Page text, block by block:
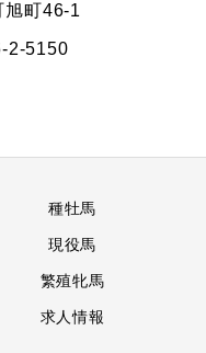
旭町46-1
2-5150
種牡馬
現役馬
繁殖牝馬
求人情報